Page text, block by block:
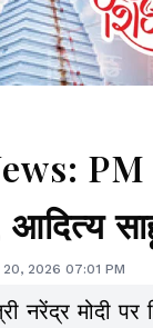
PM
आदित्य
20, 2026 07:01 PM
नरेंद्र मोदी